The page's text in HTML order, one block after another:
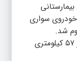
خودروی سواری
شد.
مصطفی افشار نیک افزود: این حادثه در ۵۷ کیلومتری